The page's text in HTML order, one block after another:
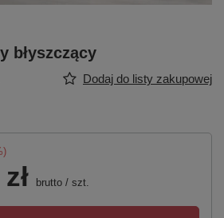
błyszczący
Dodaj do listy zakupowej
brutto / szt.